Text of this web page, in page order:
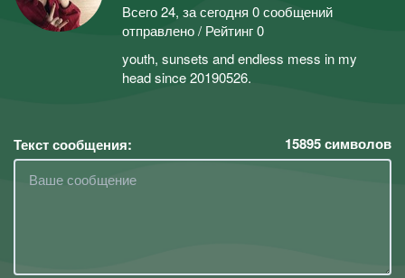
Всего 24, за сегодня 0 сообщений
отправлено / Рейтинг 0
youth, sunsets and endless mess in my
head since 20190526.
Текст сообщения: 15895символов